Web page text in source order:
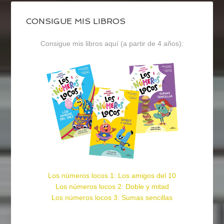
CONSIGUE MIS LIBROS
Consigue mis libros aquí (a partir de 4 años):
Los números locos 1: Los amigos del 10
Los números locos 2: Doble y mitad
Los números locos 3: Sumas sencillas